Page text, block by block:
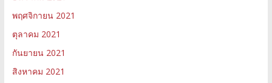
พฤศจิกายน 2021
ตุลาคม 2021
กันยายน 2021
สิงหาคม 2021